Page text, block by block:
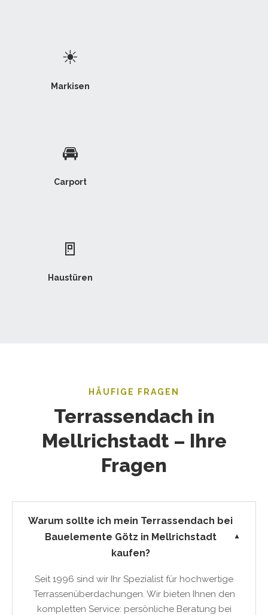
☀
Markisen
🚘
Carport
🚪
Haustüren
HÄUFIGE FRAGEN
Terrassendach in
Mellrichstadt – Ihre
Fragen
Warum sollte ich mein Terrassendach bei
Bauelemente Götz in Mellrichstadt
kaufen?
▼
Seit 1996 sind wir Ihr Spezialist für hochwertige
Terrassenüberdachungen. Wir bieten Ihnen den
kompletten Service: persönliche Beratung bei